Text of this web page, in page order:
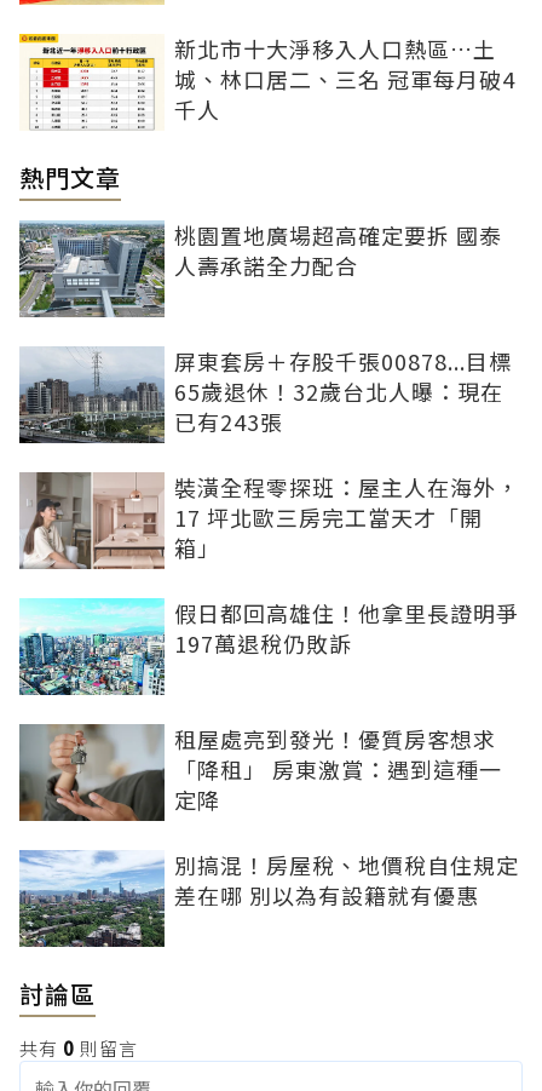
新北市十大淨移入人口熱區…土
城、林口居二、三名 冠軍每月破4
千人
熱門文章
桃園置地廣場超高確定要拆 國泰
人壽承諾全力配合
屏東套房＋存股千張00878...目標
65歲退休！32歲台北人曝：現在
已有243張
裝潢全程零探班：屋主人在海外，
17 坪北歐三房完工當天才「開
箱」
假日都回高雄住！他拿里長證明爭
197萬退稅仍敗訴
租屋處亮到發光！優質房客想求
「降租」 房東激賞：遇到這種一
定降
別搞混！房屋稅、地價稅自住規定
差在哪 別以為有設籍就有優惠
討論區
共有 0 則留言